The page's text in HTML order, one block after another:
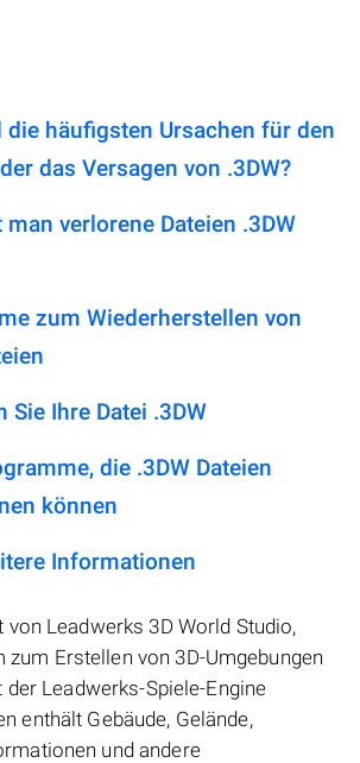
die häufigsten Ursachen für den
das Versagen von .3DW?
verlorene Dateien .3DW
zum Wiederherstellen von
Sie Ihre Datei .3DW
die .3DW Dateien
können
Informationen
von Leadwerks 3D World Studio,
Erstellen von 3D-Umgebungen
Leadwerks-Spiele-Engine
enthält Gebäude, Gelände,
und andere